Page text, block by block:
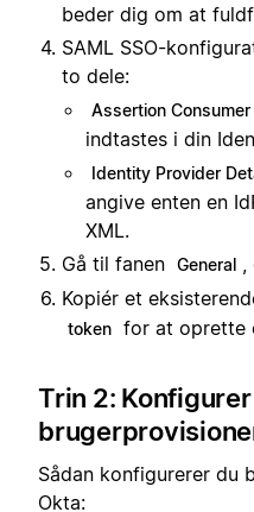
beder dig om at
SAML SSO-
to dele:
Assertion
indtastes i din
Identity Provider
angive enten en
XML.
Gå til fanen General
Kopiér et
token for at oprette
Trin 2: Konfigurer
Sådan konfigurerer du
Okta: